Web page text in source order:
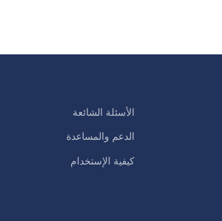
الأسئلة الشائعة
الدعم والمساعدة
كيفية الإستخدام